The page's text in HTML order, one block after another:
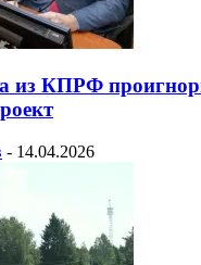
из КПРФ
- 14.04.2026